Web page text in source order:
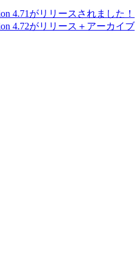
4.71がリリースされました！
4.72がリリース＋アーカイブ